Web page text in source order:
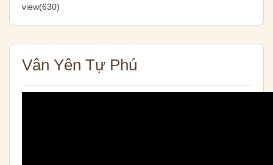
view(630)
Vân Yên Tự Phú